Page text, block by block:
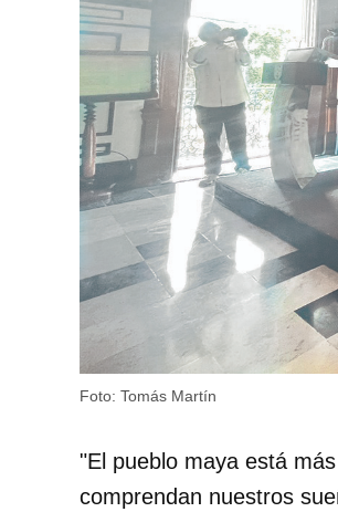
Foto: Tomás Martín
"El pueblo maya está
comprendan nuestros